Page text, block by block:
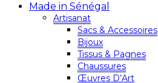
Made in Sénégal
Artisanat
Sacs & Accessoires
Bijoux
Tissus & Pagnes
Chaussures
Œuvres D’Art